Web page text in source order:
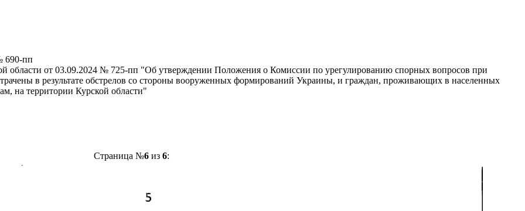
690-пп
области от 03.09.2024 № 725-пп "Об утверждении Положения о Комиссии по урегулированию спорных вопросов при
в результате обстрелов со стороны вооруженных формирований Украины, и граждан, проживающих в населенных
на территории Курской области"
Страница №6из 6: